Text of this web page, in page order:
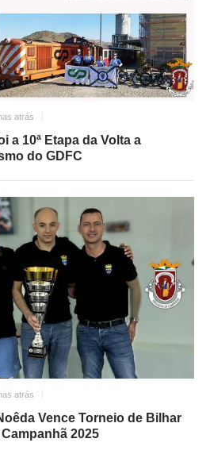
atrás
a 10ª Etapa da Volta a
do GDFC
atrás
Vence Torneio de Bilhar
2025